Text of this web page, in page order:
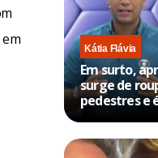
Kátia Flávia
Em surto,
surge de
pedestres e